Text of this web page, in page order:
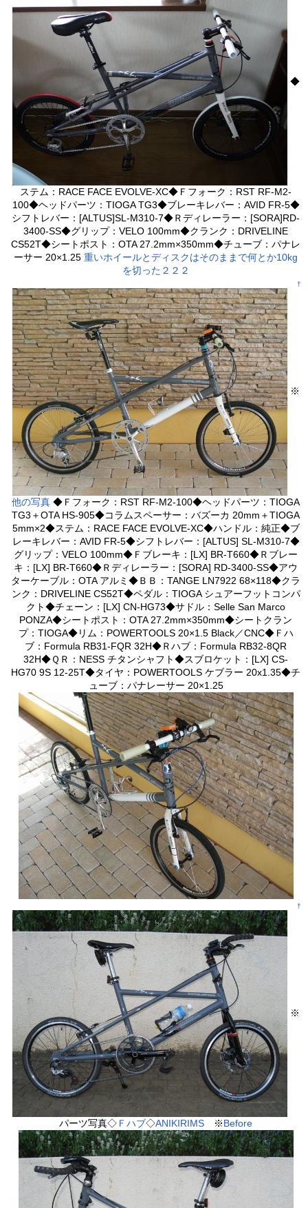
◆
ステム：RACE FACE EVOLVE-XC◆Ｆフォーク：RST RF-M2-
100◆ヘッドパーツ：TIOGA TG3◆ブレーキレバー：AVID FR-5◆
シフトレバー：[ALTUS]SL-M310-7◆Ｒディレーラー：[SORA]RD-
3400-SS◆グリップ：VELO 100mm◆クランク：DRIVELINE
CS52T◆シートポスト：OTA 27.2mm×350mm◆チューブ：パナレ
ーサー 20×1.25重いホイールとディスクはそのままで何とか10kg
を切った２２２
†
※
他の写真 ◆Ｆフォーク：RST RF-M2-100◆ヘッドパーツ：TIOGA
TG3＋OTA HS-905◆コラムスペーサー：バズーカ 20mm＋TIOGA
5mm×2◆ステム：RACE FACE EVOLVE-XC◆ハンドル：純正◆ブ
レーキレバー：AVID FR-5◆シフトレバー：[ALTUS] SL-M310-7◆
グリップ：VELO 100mm◆Ｆブレーキ：[LX] BR-T660◆Ｒブレー
キ：[LX] BR-T660◆Ｒディレーラー：[SORA] RD-3400-SS◆アウ
ターケーブル：OTA アルミ◆ＢＢ：TANGE LN7922 68×118◆クラ
ンク：DRIVELINE CS52T◆ペダル：TIOGA シュアーフットコンパ
クト◆チェーン：[LX] CN-HG73◆サドル：Selle San Marco
PONZA◆シートポスト：OTA 27.2mm×350mm◆シートクラン
プ：TIOGA◆リム：POWERTOOLS 20×1.5 Black／CNC◆Ｆハ
ブ：Formula RB31-FQR 32H◆Ｒハブ：Formula RB32-8QR
32H◆ＱＲ：NESS チタンシャフト◆スブロケット：[LX] CS-
HG70 9S 12-25T◆タイヤ：POWERTOOLS ケブラー 20x1.35◆チ
ューブ：パナレーサー 20×1.25
†
※
パーツ写真◇ Ｆハブ◇ANIKIRIMS ※Before